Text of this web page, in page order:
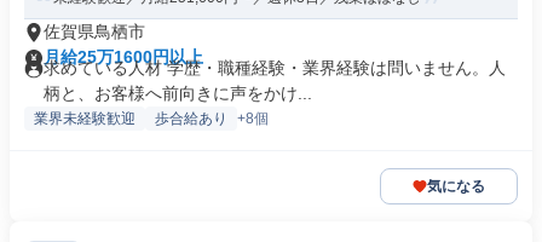
佐賀県鳥栖市
月給25万1600円以上
求めている人材 学歴・職種経験・業界経験は問いません。人
柄と、お客様へ前向きに声をかけ...
業界未経験歓迎 歩合給あり +8個
気になる